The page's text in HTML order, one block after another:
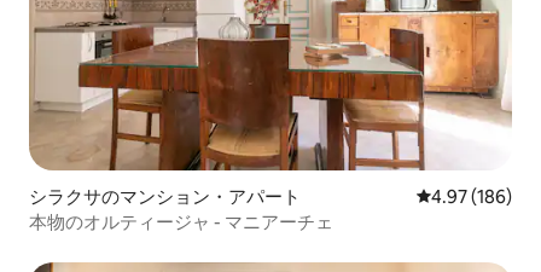
シラクサのマンション・アパート レビュー186
4.97 (186)
本物のオルティージャ - マニアーチェ